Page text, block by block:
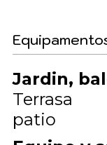
Jardin,
Terrasa
patio